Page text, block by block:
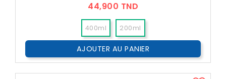
44,900 TND
400ml 200ml
AJOUTER AU PANIER